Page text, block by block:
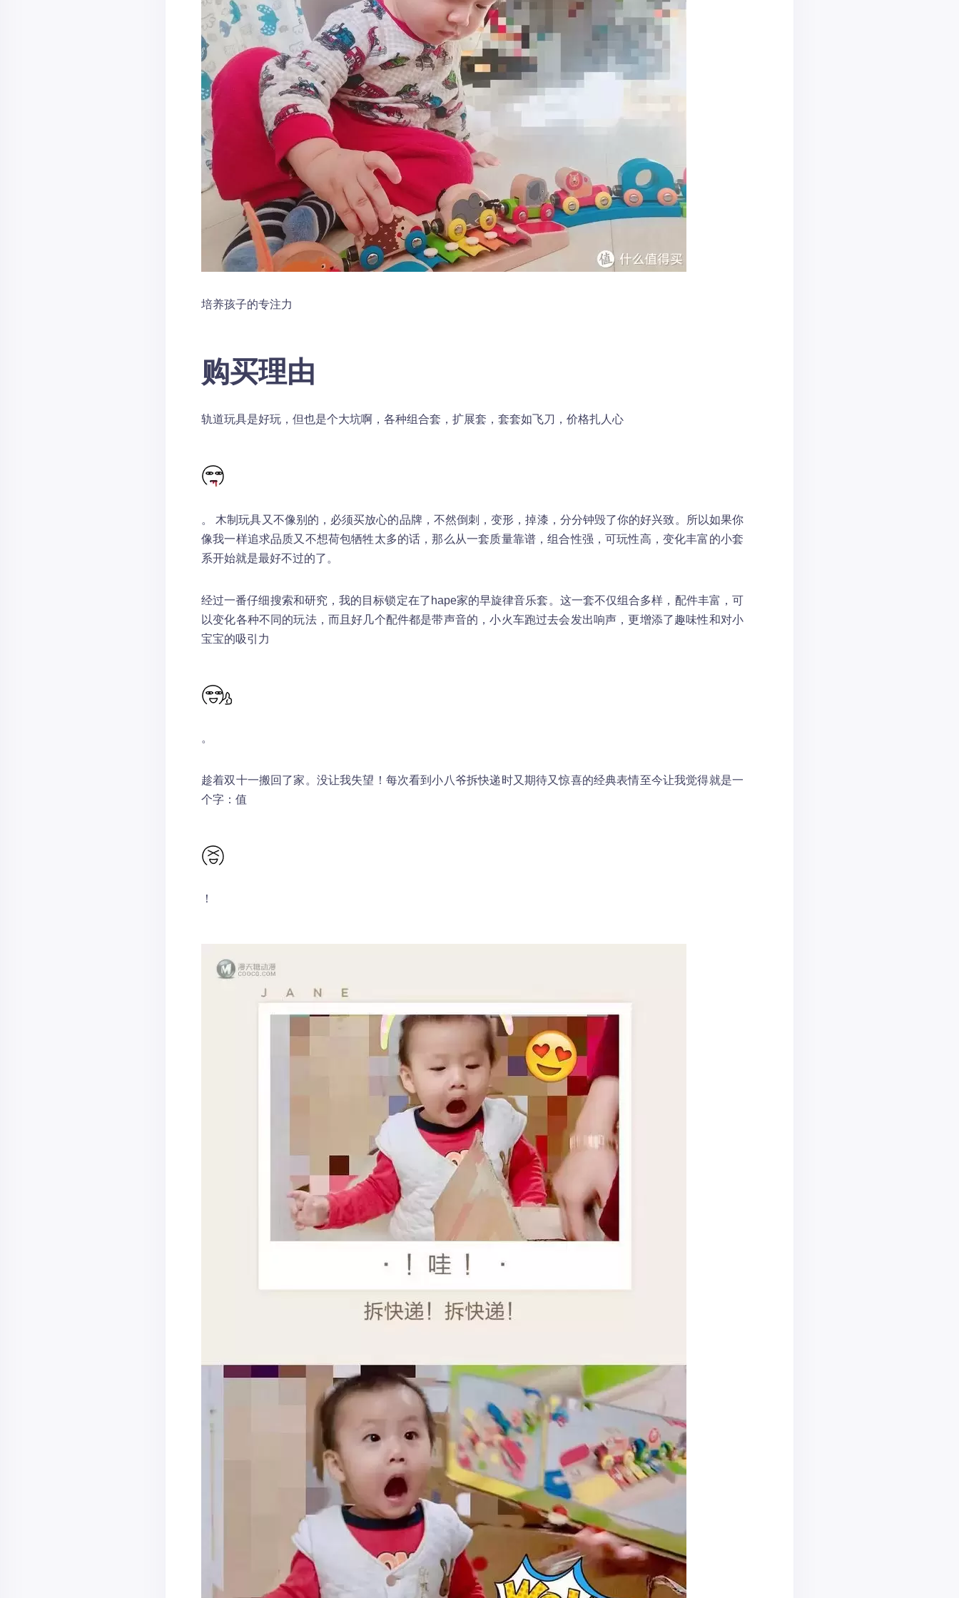
培养孩子的专注力
购买理由
轨道玩具是好玩，但也是个大坑啊，各种组合套，扩展套，套套如飞刀，价格扎人心
。 木制玩具又不像别的，必须买放心的品牌，不然倒刺，变形，掉漆，分分钟毁了你的好兴致。所以如果你
像我一样追求品质又不想荷包牺牲太多的话，那么从一套质量靠谱，组合性强，可玩性高，变化丰富的小套
系开始就是最好不过的了。
经过一番仔细搜索和研究，我的目标锁定在了hape家的早旋律音乐套。这一套不仅组合多样，配件丰富，可
以变化各种不同的玩法，而且好几个配件都是带声音的，小火车跑过去会发出响声，更增添了趣味性和对小
宝宝的吸引力
。
趁着双十一搬回了家。没让我失望！每次看到小八爷拆快递时又期待又惊喜的经典表情至今让我觉得就是一
个字：值
！